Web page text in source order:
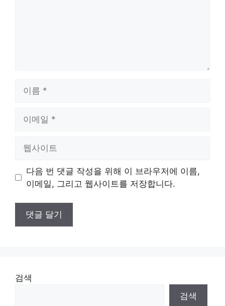
트
다음 번 댓글 작성을 위해 이 브라우저에 이름,
이메일, 그리고 웹사이트를 저장합니다.
검색
검색